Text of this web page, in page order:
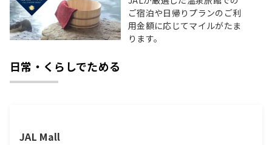
ご宿泊や日帰りプランのご利
用金額に応じてマイルがたま
ります。
日常・くらしでためる
JAL Mall